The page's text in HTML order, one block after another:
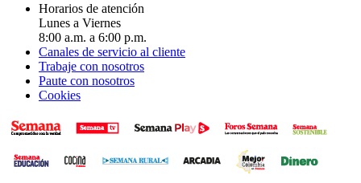
Horarios de atención
Lunes a Viernes
8:00 a.m. a 6:00 p.m.
Canales de servicio al cliente
Trabaje con nosotros
Paute con nosotros
Cookies